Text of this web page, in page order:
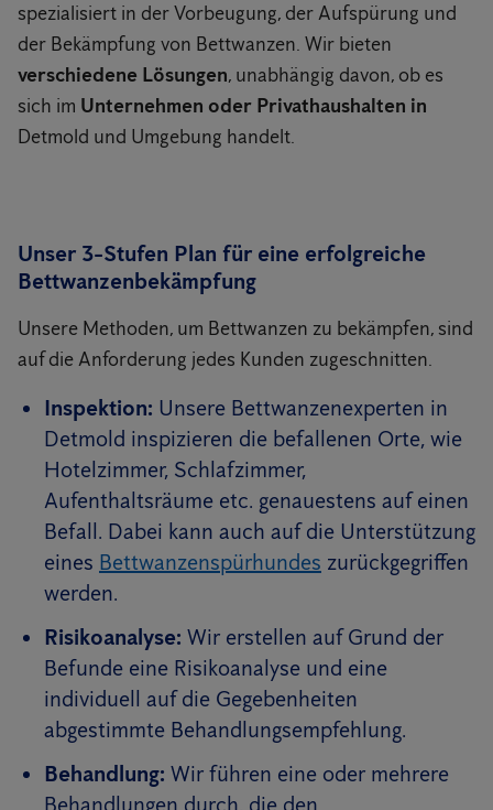
spezialisiert in der Vorbeugung, der Aufspürung und
der Bekämpfung von Bettwanzen. Wir bieten
verschiedene Lösungen, unabhängig davon, ob es
sich im Unternehmen oder Privathaushalten in
Detmold und Umgebung handelt.
Unser 3-Stufen Plan für eine erfolgreiche
Bettwanzenbekämpfung
Unsere Methoden, um Bettwanzen zu bekämpfen, sind
auf die Anforderung jedes Kunden zugeschnitten.
Inspektion: Unsere Bettwanzenexperten in
Detmold inspizieren die befallenen Orte, wie
Hotelzimmer, Schlafzimmer,
Aufenthaltsräume etc. genauestens auf einen
Befall. Dabei kann auch auf die Unterstützung
eines Bettwanzenspürhundes zurückgegriffen
werden.
Risikoanalyse: Wir erstellen auf Grund der
Befunde eine Risikoanalyse und eine
individuell auf die Gegebenheiten
abgestimmte Behandlungsempfehlung.
Behandlung: Wir führen eine oder mehrere
Behandlungen durch, die den